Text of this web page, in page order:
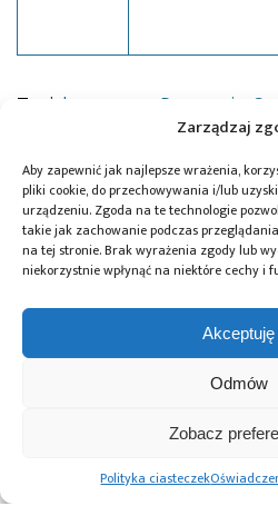
Zarządzaj
Aby zapewnić jak najlepsze wrażenia,
pliki cookie, do przechowywania i/lub
urządzeniu. Zgoda na te technologie
takie jak zachowanie podczas
na tej stronie. Brak wyrażenia zgody lub
niekorzystnie wpłynąć na niektóre cechy i
Akceptuję
Odmów
Zobacz
Polityka ciasteczek
Tagi: laser Panasonic
Przeczytaj również:
Polska bez
megafabryki, ale
półprzewodników?
DigiKey i Shawn
Hymel:
robotów